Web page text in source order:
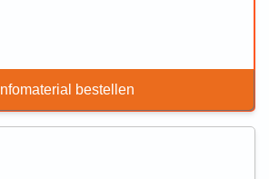
Infomaterial bestellen